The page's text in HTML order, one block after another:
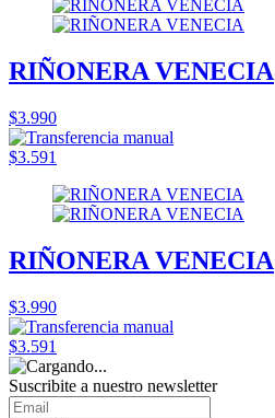
RIÑONERA VENECIA
$3.990
$3.591
RIÑONERA VENECIA
$3.990
$3.591
Suscribite a nuestro newsletter